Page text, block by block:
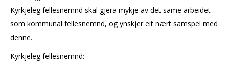
Kyrkjeleg fellesnemnd skal gjera mykje av det same arbeidet
som kommunal fellesnemnd, og ynskjer eit nært samspel med
denne.
Kyrkjeleg fellesnemnd: